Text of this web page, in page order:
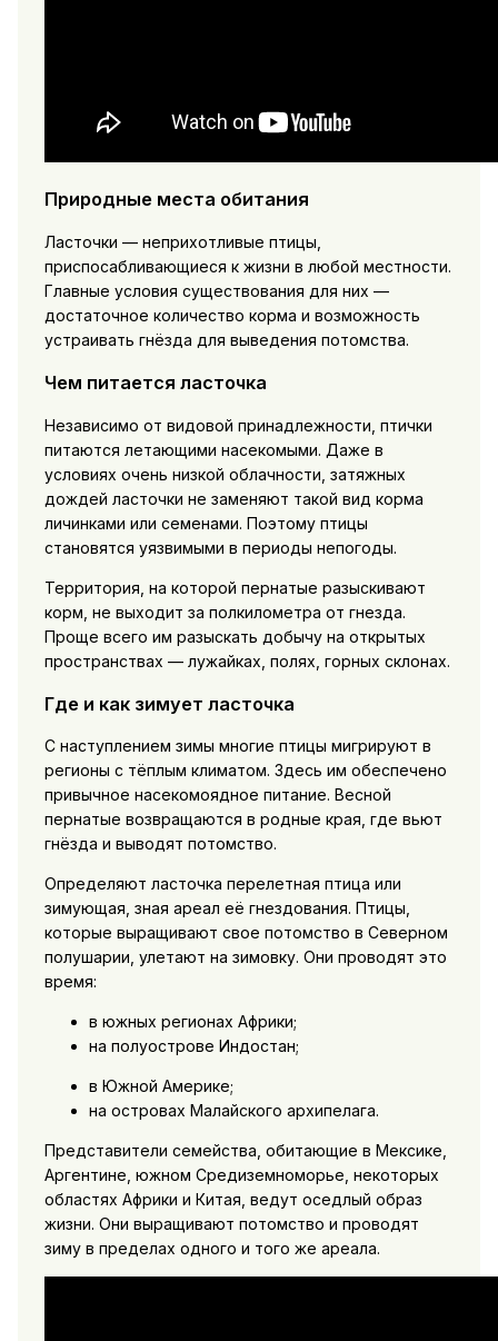
Природные места обитания
Ласточки — неприхотливые птицы,
приспосабливающиеся к жизни в любой местности.
Главные условия существования для них —
достаточное количество корма и возможность
устраивать гнёзда для выведения потомства.
Чем питается ласточка
Независимо от видовой принадлежности, птички
питаются летающими насекомыми. Даже в
условиях очень низкой облачности, затяжных
дождей ласточки не заменяют такой вид корма
личинками или семенами. Поэтому птицы
становятся уязвимыми в периоды непогоды.
Территория, на которой пернатые разыскивают
корм, не выходит за полкилометра от гнезда.
Проще всего им разыскать добычу на открытых
пространствах — лужайках, полях, горных склонах.
Где и как зимует ласточка
С наступлением зимы многие птицы мигрируют в
регионы с тёплым климатом. Здесь им обеспечено
привычное насекомоядное питание. Весной
пернатые возвращаются в родные края, где вьют
гнёзда и выводят потомство.
Определяют ласточка перелетная птица или
зимующая, зная ареал её гнездования. Птицы,
которые выращивают свое потомство в Северном
полушарии, улетают на зимовку. Они проводят это
время:
в южных регионах Африки;
на полуострове Индостан;
в Южной Америке;
на островах Малайского архипелага.
Представители семейства, обитающие в Мексике,
Аргентине, южном Средиземноморье, некоторых
областях Африки и Китая, ведут оседлый образ
жизни. Они выращивают потомство и проводят
зиму в пределах одного и того же ареала.